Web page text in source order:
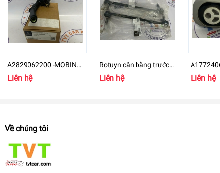
A2829062200 -MOBIN
Mercedes-Benz B
Liên hệ
Rotuyn cân bằng trước
Mercedes-Benz GLB 200
- A2473204200
Liên hệ
chân
GLB
Liên hệ
Về chúng tôi